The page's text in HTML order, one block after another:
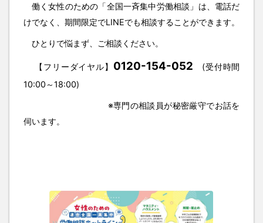
働く女性のための「全国一斉集中労働相談」は、電話だ
けでなく、期間限定でLINEでも相談することができます。
ひとりで悩まず、ご相談ください。
【フリーダイヤル】 0120-154-052
(受付時間
10:00～18:00)
※専門の相談員が秘密厳守でお話を
伺います。